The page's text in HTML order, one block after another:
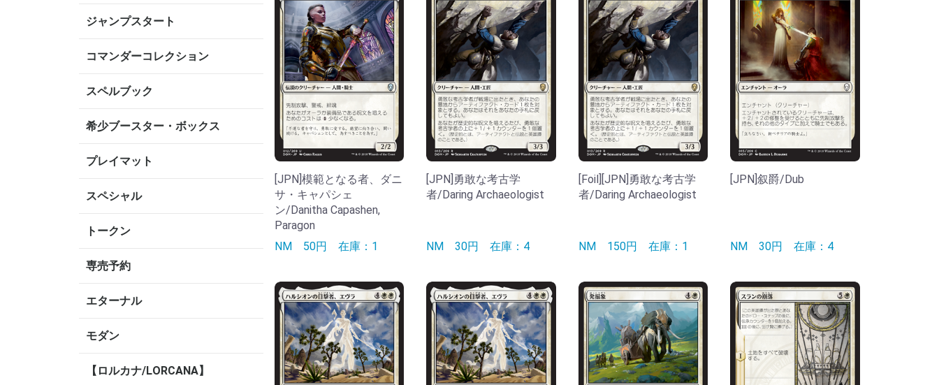
ジャンプスタート
コマンダーコレクション
スペルブック
希少ブースター・ボックス
プレイマット
スペシャル
トークン
専売予約
エターナル
モダン
【ロルカナ/LORCANA】
[JPN]模範となる者、ダニ
サ・キャパシェ
ン/Danitha Capashen,
Paragon
NM 50円 在庫：1
[JPN]勇敢な考古学
者/Daring Archaeologist
NM30円在庫：4
[Foil][JPN]勇敢な考古学
者/Daring Archaeologist
NM 150円 在庫：1
[JPN]叙爵/Dub
NM30円在庫：4